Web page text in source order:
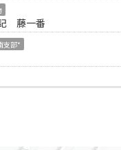
藤一番
支部*